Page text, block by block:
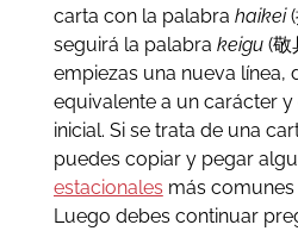
carta con la palabra haikei(
seguirá la palabra keigu(敬
empiezas una nueva línea,
equivalente a un carácter
inicial. Si se trata de una
puedes copiar y pegar
estacionales más comunes
Luego debes continuar